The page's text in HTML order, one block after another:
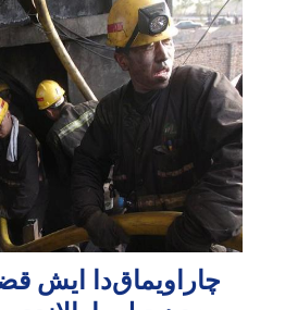
چاراویماق‌دا ایش